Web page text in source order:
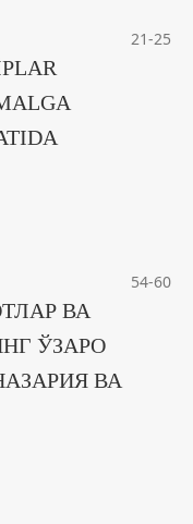
21-25
54-60
ВА
ЎЗАРО
ВА